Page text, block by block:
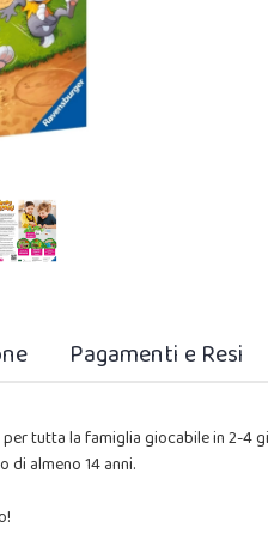
Pagamenti e Resi
tutta la famiglia giocabile in 2-4
almeno 14 anni.